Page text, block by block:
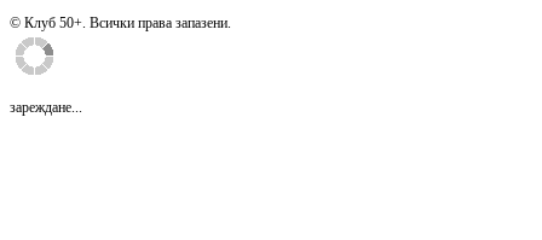
© Клуб 50+. Всички права запазени.
зареждане...